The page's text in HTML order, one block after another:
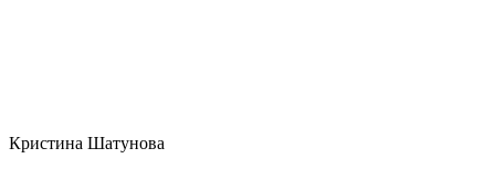
Кристина Шатунова